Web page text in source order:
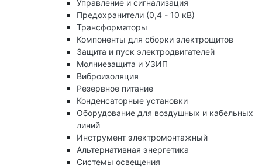
Управление и сигнализация
Предохранители (0,4 - 10 кВ)
Трансформаторы
Компоненты для сборки электрощитов
Защита и пуск электродвигателей
Молниезащита и УЗИП
Виброизоляция
Резервное питание
Конденсаторные установки
Оборудование для воздушных и кабельных
линий
Инструмент электромонтажный
Альтернативная энергетика
Системы освещения